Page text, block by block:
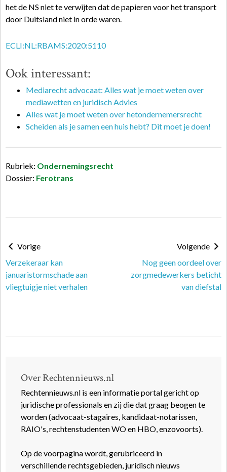
het de NS niet te verwijten dat de papieren voor het transport
door Duitsland niet in orde waren.
ECLI:NL:RBAMS:2020:5110
Ook interessant:
Mediarecht advocaat: Alles wat je moet weten over
mediawetten en juridisch Advies
Alles wat je moet weten over hetondernemersrecht
Scheiden als je samen een huis hebt? Dit moet je doen!
Rubriek: Ondernemingsrecht
Dossier: Ferotrans
Vorige
Verzekeraar kan
januaristormschade aan
vliegtuigje niet verhalen
Volgende
Nog geen oordeel over
zorgmedewerkers beticht
van diefstal
Over Rechtennieuws.nl
Rechtennieuws.nl is een informatie portal gericht op
juridische professionals en zij die dat graag beogen te
worden (advocaat-stagaires, kandidaat-notarissen,
RAIO's, rechtenstudenten WO en HBO, enzovoorts).
Op de voorpagina wordt, gerubriceerd in
verschillende rechtsgebieden, juridisch nieuws